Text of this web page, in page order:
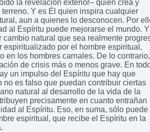
la revelación exterior– quien crea y
Y es Él quien inspira cualquier
aun a quienes lo desconocen. Por
al Espíritu puede mejorarse el mundo. Y
cambio natural que sea realmente
espiritualizado por el hombre espiritual,
en los hombres carnales. De lo
de crisis más o menos grave. En
un impulso del Espíritu que hay que
no es falso que puedan contribuir ciertas
natural al desarrollo de la vida de la
precisamente en cuanto entrañan
al Espíritu. Eso, en suma, sólo puede
espiritual, que recibe el Espíritu en la